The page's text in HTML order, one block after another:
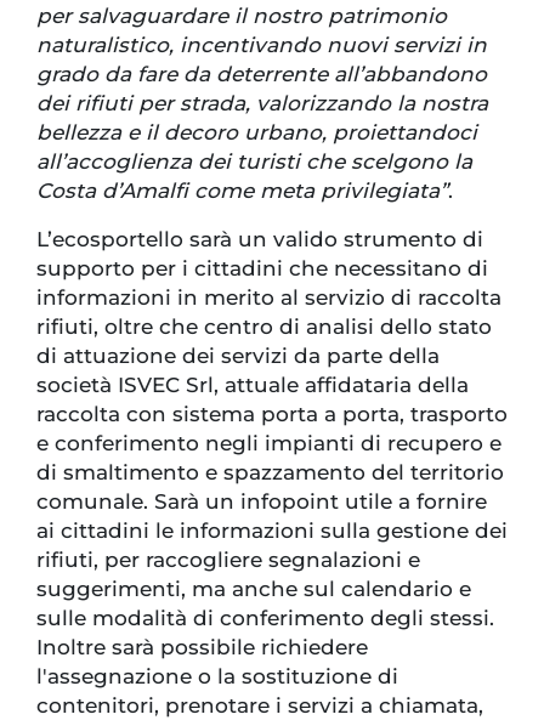
per salvaguardare il nostro patrimonio
naturalistico, incentivando nuovi servizi in
grado da fare da deterrente all’abbandono
dei rifiuti per strada, valorizzando la nostra
bellezza e il decoro urbano, proiettandoci
all’accoglienza dei turisti che scelgono la
Costa d’Amalfi come meta privilegiata”.
L’ecosportello sarà un valido strumento di
supporto per i cittadini che necessitano di
informazioni in merito al servizio di raccolta
rifiuti, oltre che centro di analisi dello stato
di attuazione dei servizi da parte della
società ISVEC Srl, attuale affidataria della
raccolta con sistema porta a porta, trasporto
e conferimento negli impianti di recupero e
di smaltimento e spazzamento del territorio
comunale. Sarà un infopoint utile a fornire
ai cittadini le informazioni sulla gestione dei
rifiuti, per raccogliere segnalazioni e
suggerimenti, ma anche sul calendario e
sulle modalità di conferimento degli stessi.
Inoltre sarà possibile richiedere
l'assegnazione o la sostituzione di
contenitori, prenotare i servizi a chiamata,